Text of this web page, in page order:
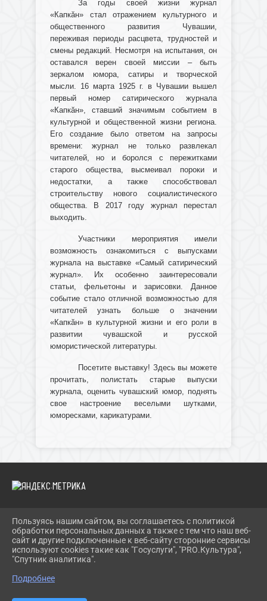
За годы своей жизни журнал
«Капкăн» стал отражением культурного и
общественного развития Чувашии,
переживая периоды расцвета, трудностей и
смены редакций. Несмотря на испытания, он
оставался верен своей миссии – быть
зеркалом юмора, сатиры и творческой
мысли. 16 марта 1925 г. в Чувашии вышел
первый номер сатирического журнала
«Капкăн», ставший значимым событием в
культурной и общественной жизни региона.
Его создание было ответом на запросы
времени: журнал не только развлекал
читателей, но и боролся с пережитками
старого общества, высмеивал пороки и
недостатки, а также способствовал
строительству нового социалистического
общества. В 2017 году журнал перестал
выходить.
Участники мероприятия имели
возможность ознакомиться с выпусками
журнала на выставке «Самый сатирический
журнал». Их особенно заинтересовали
статьи, фельетоны и зарисовки. Данное
событие стало отличной возможностью для
читателей узнать больше о значении
«Капкăн» в культурной жизни и его роли в
развитии чувашской и русской
юмористической литературы.
Посетите выставку! Здесь вы можете
прочитать, полистать старые выпуски
журнала, оценить чувашский юмор, поднять
свое настроение веселыми шутками,
юморесками, карикатурами.
2026 Г. IBRBIB.RU
ВХОД
КАРТА САЙТА
ПОЛИТИКА ОБРАБОТКИ ПЕРСОНАЛЬНЫХ ДАННЫХ
СДЕЛАНО НА KUBCMS
Пользуясь нашим сайтом, вы соглашаетесь с политикой
обработки персональных данных а также с тем что наш веб-
сайт и другие подключенные к веб-сайту сторонние сервисы
используют cookies такие как "Госуслуги", "PRO.Культура",
"Спутник аналитика".
Подробнее